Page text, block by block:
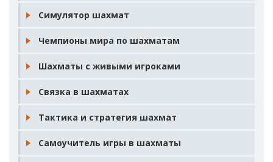
Симулятор шахмат
Чемпионы мира по шахматам
Шахматы с живыми игроками
Связка в шахматах
Тактика и стратегия шахмат
Самоучитель игры в шахматы